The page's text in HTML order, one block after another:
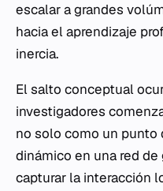
escalar a grandes
hacia el aprendizaje
inercia.
El salto conceptual
investigadores
no solo como un punto
dinámico en una red
capturar la interacción